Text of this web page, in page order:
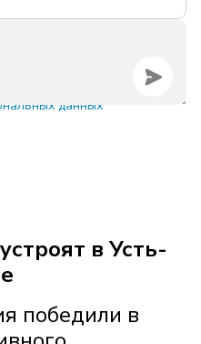
данных
в Усть-
победили в